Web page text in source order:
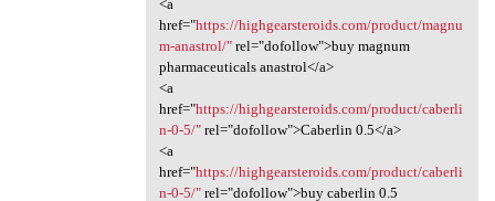
<a
href="https://highgearsteroids.com/product/magnu
m-anastrol/"rel="dofollow">buy magnum
pharmaceuticals anastrol</a>
<a
href="https://highgearsteroids.com/product/caberli
n-0-5/"rel="dofollow">Caberlin 0.5</a>
<a
href="https://highgearsteroids.com/product/caberli
n-0-5/"rel="dofollow">buy caberlin 0.5